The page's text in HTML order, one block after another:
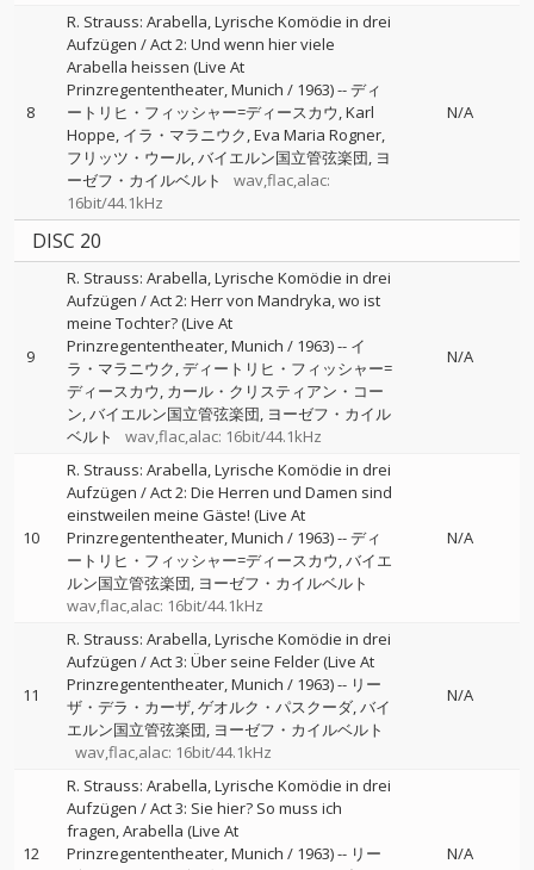
8
R. Strauss: Arabella, Lyrische Komödie in drei
Aufzügen / Act 2: Und wenn hier viele
Arabella heissen (Live At
Prinzregententheater, Munich / 1963)--ディ
ートリヒ・フィッシャー=ディースカウ Karl
Hoppe イラ・マラニウク Eva Maria Rogner
フリッツ・ウール バイエルン国立管弦楽団 ヨ
ーゼフ・カイルベルト
wav,flac,alac:
16bit/44.1kHz
N/A
DISC 20
9
R. Strauss: Arabella, Lyrische Komödie in drei
Aufzügen / Act 2: Herr von Mandryka, wo ist
meine Tochter? (Live At
Prinzregententheater, Munich / 1963)-- イ
ラ・マラニウク ディートリヒ・フィッシャー=
ディースカウ カール・クリスティアン・コー
ン バイエルン国立管弦楽団 ヨーゼフ・カイル
ベルト
wav,flac,alac: 16bit/44.1kHz
N/A
10
R. Strauss: Arabella, Lyrische Komödie in drei
Aufzügen / Act 2: Die Herren und Damen sind
einstweilen meine Gäste! (Live At
Prinzregententheater, Munich / 1963)--ディ
ートリヒ・フィッシャー=ディースカウ バイエ
ルン国立管弦楽団 ヨーゼフ・カイルベルト
wav,flac,alac: 16bit/44.1kHz
N/A
11
R. Strauss: Arabella, Lyrische Komödie in drei
Aufzügen / Act 3: Über seine Felder (Live At
Prinzregententheater, Munich / 1963)-- リー
ザ・デラ・カーザ ゲオルク・パスクーダ バイ
エルン国立管弦楽団 ヨーゼフ・カイルベルト
wav,flac,alac: 16bit/44.1kHz
N/A
12
R. Strauss: Arabella, Lyrische Komödie in drei
Aufzügen / Act 3: Sie hier? So muss ich
fragen, Arabella (Live At
Prinzregententheater, Munich / 1963)-- リー
N/A